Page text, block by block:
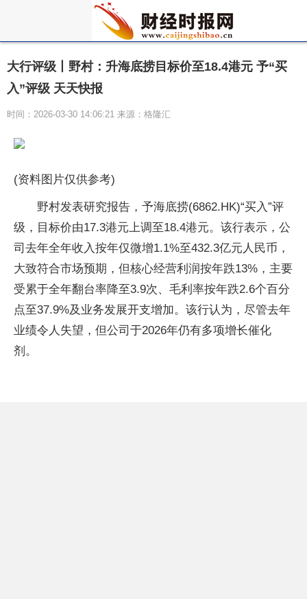
大行评级丨野村：升海底捞目标价至18.4港元 予“买
入”评级 天天快报
时间：2026-03-30 14:06:21 来源：格隆汇
(资料图片仅供参考)
野村发表研究报告，予海底捞(6862.HK)“买入”评
级，目标价由17.3港元上调至18.4港元。该行表示，公
司去年全年收入按年仅微增1.1%至432.3亿元人民币，
大致符合市场预期，但核心经营利润按年跌13%，主要
受累于全年翻台率降至3.9次、毛利率按年跌2.6个百分
点至37.9%及业务发展开支增加。该行认为，尽管去年
业绩令人失望，但公司于2026年仍有多项增长催化
剂。